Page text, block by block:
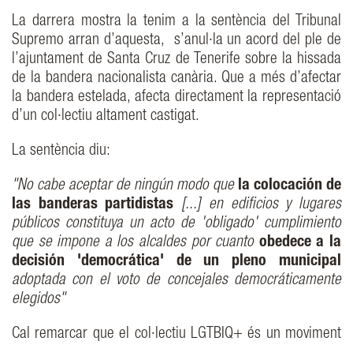
La darrera mostra la tenim a la sentència del Tribunal
Supremo arran d’aquesta, s’anul·la un acord del ple de
l’ajuntament de Santa Cruz de Tenerife sobre la hissada
de la bandera nacionalista canària. Que a més d’afectar
la bandera estelada, afecta directament la representació
d’un col·lectiu altament castigat.
La sentència diu:
"No cabe aceptar de ningún modo que la colocación de
las banderas partidistas [...] en edificios y lugares
públicos constituya un acto de 'obligado' cumplimiento
que se impone a los alcaldes por cuanto obedece a la
decisión 'democrática' de un pleno municipal
adoptada con el voto de concejales democráticamente
elegidos"
Cal remarcar que el col·lectiu LGTBIQ+ és un moviment